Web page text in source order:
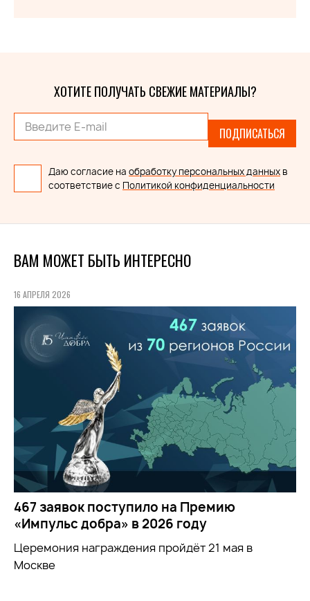
ХОТИТЕ ПОЛУЧАТЬ СВЕЖИЕ МАТЕРИАЛЫ?
ПОДПИСАТЬСЯ
Даю согласие на обработку персональных данных в
соответствие с Политикой конфиденциальности
ВАМ МОЖЕТ БЫТЬ ИНТЕРЕСНО
16 АПРЕЛЯ 2026
467 заявок поступило на Премию
«Импульс добра» в 2026 году
Церемония награждения пройдёт 21 мая в
Москве